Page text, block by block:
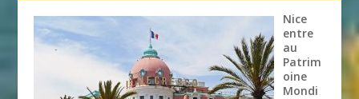
Nice
entre
au
Patrim
oine
Mondi